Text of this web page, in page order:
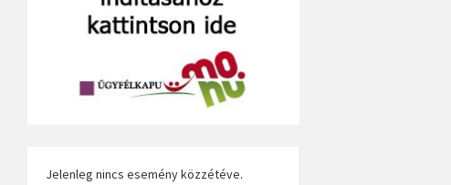
Jelenleg nincs esemény közzétéve.